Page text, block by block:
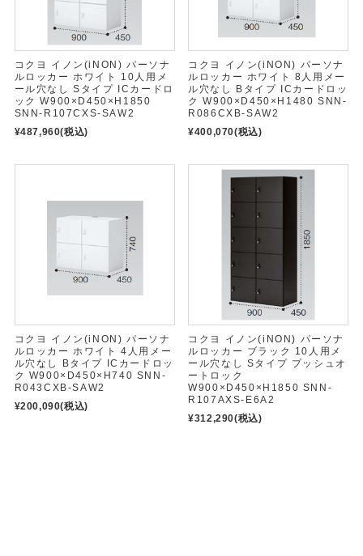
コクヨ イノン(iNON) パーソナ
ルロッカー ホワイト 10人用メ
ール穴なし Sタイプ ICカードロ
ック W900×D450×H1850
SNN-R107CXS-SAW2
¥487,960(税込)
コクヨ イノン(iNON) パーソナ
ルロッカー ホワイト 8人用メー
ル穴なし Bタイプ ICカードロッ
ク W900×D450×H1480 SNN-
R086CXB-SAW2
¥400,070(税込)
コクヨ イノン(iNON) パーソナ
ルロッカー ホワイト 4人用メー
ル穴なし Bタイプ ICカードロッ
ク W900×D450×H740 SNN-
R043CXB-SAW2
¥200,090(税込)
コクヨ イノン(iNON) パーソナ
ルロッカー ブラック 10人用メ
ール穴なし Sタイプ プッシュオ
ートロック
W900×D450×H1850 SNN-
R107AXS-E6A2
¥312,290(税込)